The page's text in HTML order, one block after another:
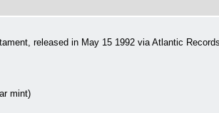
released in May 15 1992 via Atlantic Records
mint)